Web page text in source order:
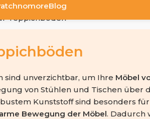
Blog
Teppichböden
sind unverzichtbar, um Ihre Möbel
von Stühlen und Tischen über
Kunststoff sind besonders
Bewegung der Möbel. Dadurch